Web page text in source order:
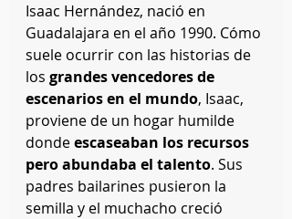
Isaac Hernández, nació en
Guadalajara en el año 1990. Cómo
suele ocurrir con las historias de
los grandes vencedores de
escenarios en el mundo, Isaac,
proviene de un hogar humilde
donde escaseaban los recursos
pero abundaba el talento. Sus
padres bailarines pusieron la
semilla y el muchacho creció